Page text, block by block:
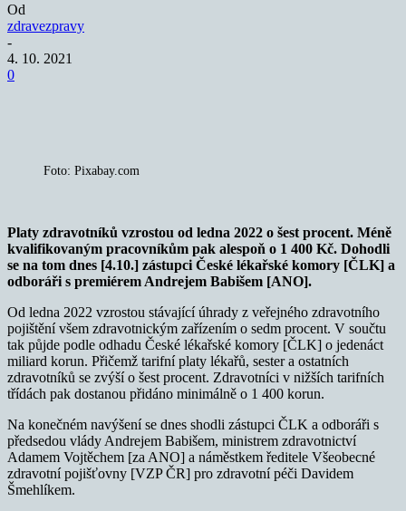
Od
zdravezpravy
-
4. 10. 2021
0
Foto: Pixabay.com
Platy zdravotníků vzrostou od ledna 2022 o šest procent. Méně
kvalifikovaným pracovníkům pak alespoň o 1 400 Kč. Dohodli
se na tom dnes [4.10.] zástupci České lékařské komory [ČLK] a
odboráři s premiérem Andrejem Babišem [ANO].
Od ledna 2022 vzrostou stávající úhrady z veřejného zdravotního
pojištění všem zdravotnickým zařízením o sedm procent. V součtu
tak půjde podle odhadu České lékařské komory [ČLK] o jedenáct
miliard korun. Přičemž tarifní platy lékařů, sester a ostatních
zdravotníků se zvýší o šest procent. Zdravotníci v nižších tarifních
třídách pak dostanou přidáno minimálně o 1 400 korun.
Na konečném navýšení se dnes shodli zástupci ČLK a odboráři s
předsedou vlády Andrejem Babišem, ministrem zdravotnictví
Adamem Vojtěchem [za ANO] a náměstkem ředitele Všeobecné
zdravotní pojišťovny [VZP ČR] pro zdravotní péči Davidem
Šmehlíkem.